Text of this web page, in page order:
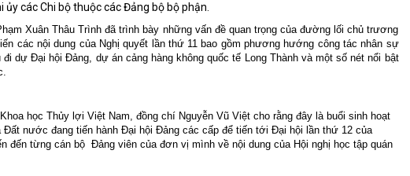
các Chi bộ thuộc các Đảng bộ bộ phận.
Xuân Thâu Trình đã trình bày những vấn đề quan trọng của đường lối chủ trương
các nội dung của Nghị quyết lần thứ 11 bao gồm phương hướng công tác nhân sự
dự Đại hội Đảng, dự án cảng hàng không quốc tế Long Thành và một số nét nổi bật
học Thủy lợi Việt Nam, đồng chí Nguyễn Vũ Việt cho rằng đây là buổi sinh hoạt
Đất nước đang tiến hành Đại hội Đảng các cấp để tiến tới Đại hội lần thứ 12 của
đến từng cán bộ Đảng viên của đơn vị mình về nội dung của Hội nghị học tập quán